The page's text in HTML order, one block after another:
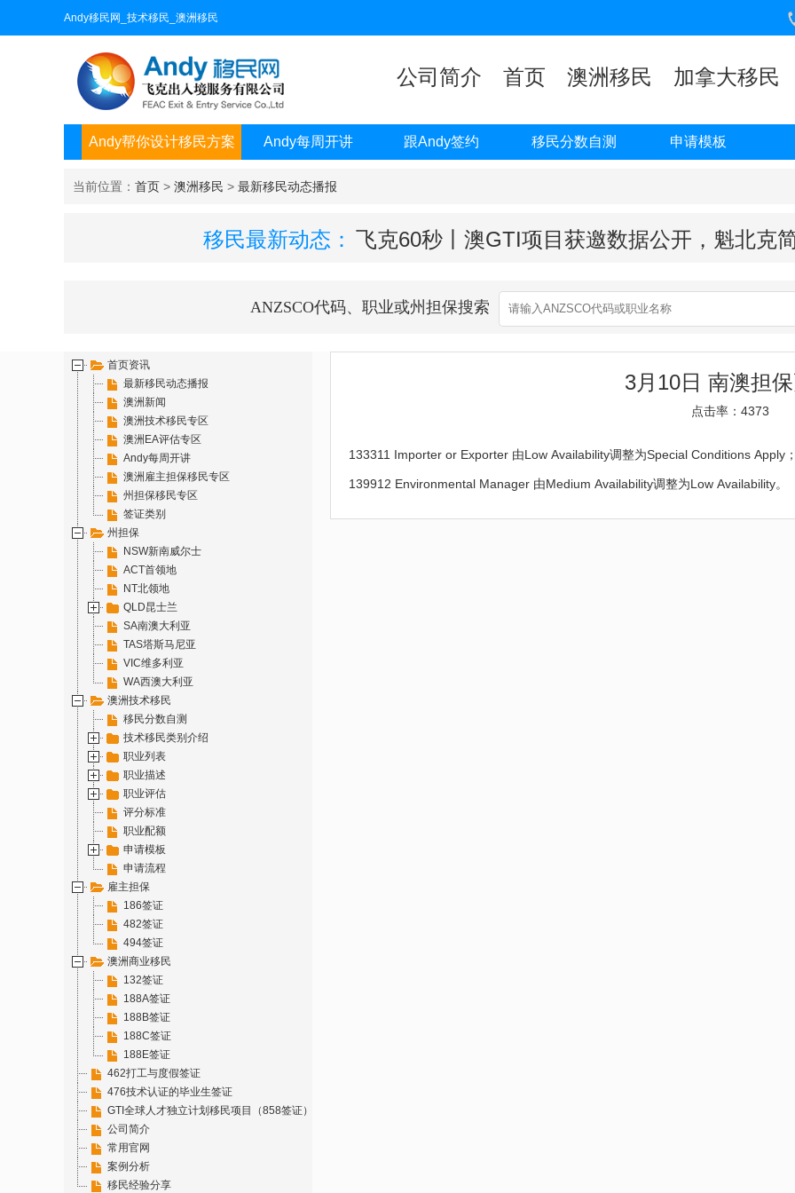
Andy移民网_技术移民_澳洲移民
公司简介 首页 澳洲移民 加拿大移民
Andy帮你设计移民方案 Andy每周开讲 跟Andy签约 移民分数自测 申请模板
当前位置： 首页 > 澳洲移民 > 最新移民动态播报
移民最新动态： 飞克60秒丨澳GTI项目获邀数据公开，魁北克
ANZSCO代码、职业或州担保搜索
首页资讯
最新移民动态播报
澳洲新闻
澳洲技术移民专区
澳洲EA评估专区
Andy每周开讲
澳洲雇主担保移民专区
州担保移民专区
签证类别
州担保
NSW新南威尔士
ACT首领地
NT北领地
QLD昆士兰
SA南澳大利亚
TAS塔斯马尼亚
VIC维多利亚
WA西澳大利亚
澳洲技术移民
移民分数自测
技术移民类别介绍
职业列表
职业描述
职业评估
评分标准
职业配额
申请模板
申请流程
雇主担保
186签证
482签证
494签证
澳洲商业移民
132签证
188A签证
188B签证
188C签证
188E签证
462打工与度假签证
476技术认证的毕业生签证
GTI全球人才独立计划移民项目（858签证）
公司简介
常用官网
案例分析
移民经验分享
3月10日 南澳担
点击率：4373
133311 Importer or Exporter 由Low Availability调整为Special Conditions Apply
139912 Environmental Manager 由Medium Availability调整为Low Availability。